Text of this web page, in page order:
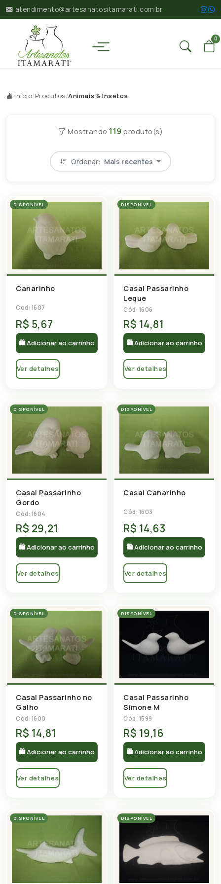
atendimento@artesanatositamarati.com.br
0
Início/Produtos/Animais & Insetos
Mostrando 119 produto(s)
Ordenar: Mais recentes
DISPONÍVEL
Canarinho
Cód: 1607
R$ 5,67
🛍 Adicionar ao carrinho
Ver detalhes
DISPONÍVEL
Casal Passarinho
Leque
Cód: 1606
R$ 14,81
🛍 Adicionar ao carrinho
Ver detalhes
DISPONÍVEL
Casal Passarinho
Gordo
Cód: 1604
R$ 29,21
🛍 Adicionar ao carrinho
Ver detalhes
DISPONÍVEL
Casal Canarinho
Cód: 1603
R$ 14,63
🛍 Adicionar ao carrinho
Ver detalhes
DISPONÍVEL
Casal Passarinho no
Galho
Cód: 1600
R$ 14,81
🛍 Adicionar ao carrinho
Ver detalhes
DISPONÍVEL
Casal Passarinho
Simone M
Cód: 1599
R$ 19,16
🛍 Adicionar ao carrinho
Ver detalhes
DISPONÍVEL DISPONÍVEL